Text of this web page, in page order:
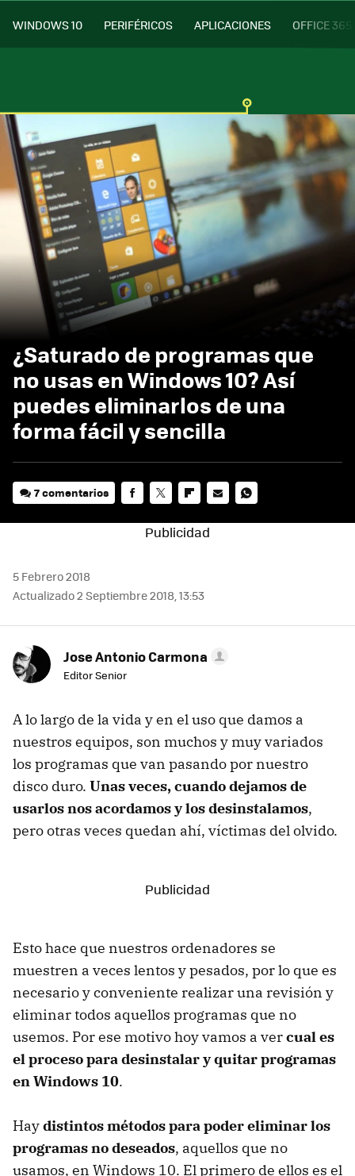
WINDOWS 10 PERIFÉRICOS APLICACIONES OFFICE 365
¿Saturado de programas que
no usas en Windows 10? Así
puedes eliminarlos de una
forma fácil y sencilla
7 comentarios
MAIL
5 Febrero 2018
Actualizado 2 Septiembre 2018, 13:53
Jose Antonio Carmona
Editor Senior
A lo largo de la vida y en el uso que damos a
nuestros equipos, son muchos y muy variados
los programas que van pasando por nuestro
disco duro. Unas veces, cuando dejamos de
usarlos nos acordamos y los desinstalamos,
pero otras veces quedan ahí, víctimas del olvido.
Esto hace que nuestros ordenadores se
muestren a veces lentos y pesados, por lo que es
necesario y conveniente realizar una revisión y
eliminar todos aquellos programas que no
usemos. Por ese motivo hoy vamos a vercual es
el proceso para desinstalar y quitar programas
en Windows 10.
Haydistintos métodos para poder eliminar los
programas no deseados, aquellos que no
usamos, en Windows 10. El primero de ellos es el